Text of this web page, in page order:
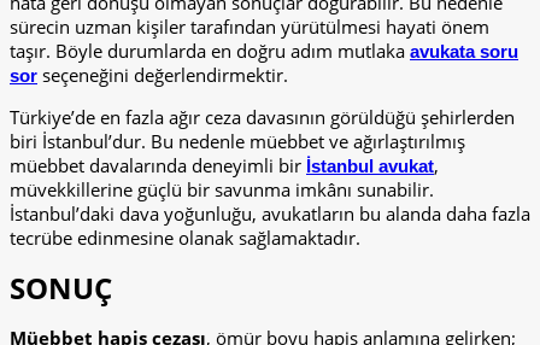
sürecin uzman kişiler tarafından yürütülmesi hayati önem
taşır. Böyle durumlarda en doğru adım mutlaka avukata soru
sor seçeneğini değerlendirmektir.
Türkiye’de en fazla ağır ceza davasının görüldüğü şehirlerden
biri İstanbul’dur. Bu nedenle müebbet ve ağırlaştırılmış
müebbet davalarında deneyimli bir İstanbul avukat,
müvekkillerine güçlü bir savunma imkânı sunabilir.
İstanbul’daki dava yoğunluğu, avukatların bu alanda daha fazla
tecrübe edinmesine olanak sağlamaktadır.
SONUÇ
Müebbet hapis cezası, ömür boyu hapis anlamına gelirken;